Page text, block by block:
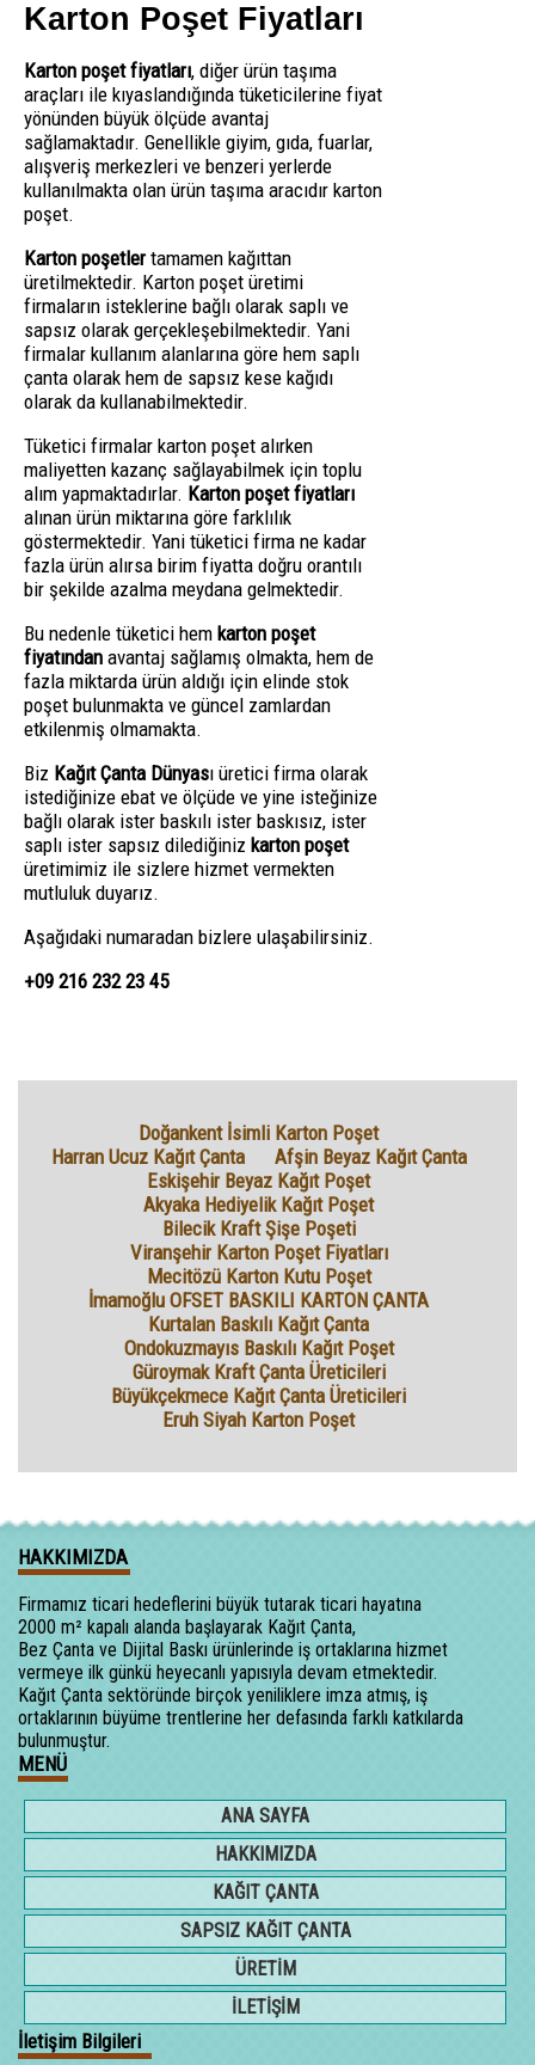
Karton Poşet Fiyatları
Karton poşet fiyatları, diğer ürün taşıma
araçları ile kıyaslandığında tüketicilerine fiyat
yönünden büyük ölçüde avantaj
sağlamaktadır. Genellikle giyim, gıda, fuarlar,
alışveriş merkezleri ve benzeri yerlerde
kullanılmakta olan ürün taşıma aracıdır karton
poşet.
Karton poşetlertamamen kağıttan
üretilmektedir. Karton poşet üretimi
firmaların isteklerine bağlı olarak saplı ve
sapsız olarak gerçekleşebilmektedir. Yani
firmalar kullanım alanlarına göre hem saplı
çanta olarak hem de sapsız kese kağıdı
olarak da kullanabilmektedir.
Tüketici firmalar karton poşet alırken
maliyetten kazanç sağlayabilmek için toplu
alım yapmaktadırlar. Karton poşet fiyatları
alınan ürün miktarına göre farklılık
göstermektedir. Yani tüketici firma ne kadar
fazla ürün alırsa birim fiyatta doğru orantılı
bir şekilde azalma meydana gelmektedir.
Bu nedenle tüketici hem karton poşet
fiyatından avantaj sağlamış olmakta, hem de
fazla miktarda ürün aldığı için elinde stok
poşet bulunmakta ve güncel zamlardan
etkilenmiş olmamakta.
Biz Kağıt Çanta Dünyası üretici firma olarak
istediğinize ebat ve ölçüde ve yine isteğinize
bağlı olarak ister baskılı ister baskısız, ister
saplı ister sapsız dilediğiniz karton poşet
üretimimiz ile sizlere hizmet vermekten
mutluluk duyarız.
Aşağıdaki numaradan bizlere ulaşabilirsiniz.
+09 216 232 23 45
Doğankent İsimli Karton Poşet
Harran Ucuz Kağıt Çanta
Afşin Beyaz Kağıt Çanta
Eskişehir Beyaz Kağıt Poşet
Akyaka Hediyelik Kağıt Poşet
Bilecik Kraft Şişe Poşeti
Viranşehir Karton Poşet Fiyatları
Mecitözü Karton Kutu Poşet
İmamoğlu OFSET BASKILI KARTON ÇANTA
Kurtalan Baskılı Kağıt Çanta
Ondokuzmayıs Baskılı Kağıt Poşet
Güroymak Kraft Çanta Üreticileri
Büyükçekmece Kağıt Çanta Üreticileri
Eruh Siyah Karton Poşet
HAKKIMIZDA
Firmamız ticari hedeflerini büyük tutarak ticari hayatına
2000 m² kapalı alanda başlayarak Kağıt Çanta,
Bez Çanta ve Dijital Baskı ürünlerinde iş ortaklarına hizmet
vermeye ilk günkü heyecanlı yapısıyla devam etmektedir.
Kağıt Çanta sektöründe birçok yeniliklere imza atmış, iş
ortaklarının büyüme trentlerine her defasında farklı katkılarda
bulunmuştur.
MENÜ
ANA SAYFA
HAKKIMIZDA
KAĞIT ÇANTA
SAPSIZ KAĞIT ÇANTA
ÜRETİM
İLETİŞİM
İletişim Bilgileri